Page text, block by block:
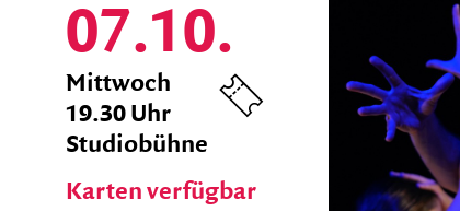
07.10.
zum
Ticket
Shop
Mittwoch
19.30 Uhr
Studiobühne
Karten verfügbar